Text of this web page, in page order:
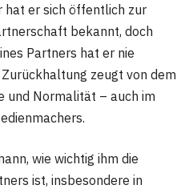
hat er sich öffentlich zur
bekannt, doch
Partners hat er nie
zeugt von dem
und Normalität – auch im
wie wichtig ihm die
ist, insbesondere in